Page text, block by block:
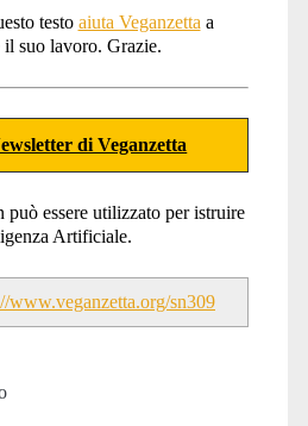
testo aiuta Veganzetta a
il suo lavoro. Grazie.
di Veganzetta
può essere utilizzato per istruire
Artificiale.
www.veganzetta.org/sn309